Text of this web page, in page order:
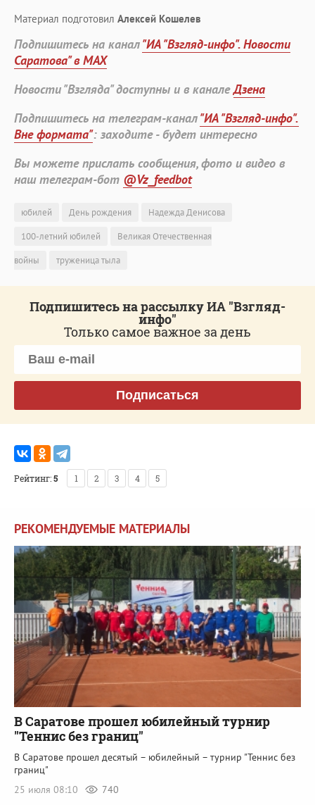
Материал подготовил Алексей Кошелев
Подпишитесь на канал"ИА "Взгляд-инфо". Новости
Саратова" в MAX
Новости "Взгляда" доступны и в каналеДзена
Подпишитесь на телеграм-канал"ИА "Взгляд-инфо".
Вне формата": заходите - будет интересно
Вы можете прислать сообщения, фото и видео в
наш телеграм-бот @Vz_feedbot
юбилей День рождения
Надежда Денисова
100-летний юбилей
Великая Отечественная
войны
труженица тыла
Подпишитесь на рассылку ИА "Взгляд-
инфо"
Только самое важное за день
Подписаться
Рейтинг:5 1 2 3 4 5
РЕКОМЕНДУЕМЫЕ МАТЕРИАЛЫ
В Саратове прошел юбилейный турнир
"Теннис без границ"
В Саратове прошел десятый – юбилейный – турнир "Теннис без
границ"
25 июля 08:10
740